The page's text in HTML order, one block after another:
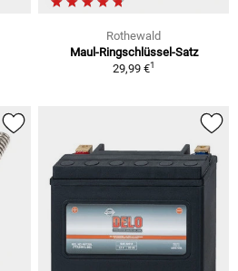
Rothewald
Maul-Ringschlüssel-Satz
29,99 €1